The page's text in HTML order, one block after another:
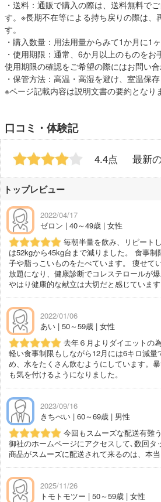
・送料：通販で購入の際は、送料無料で
す。※長期不在等による持ち戻りの際は、
す。
・購入数量：用法用量からみて1か月に1
・使用期限：通常、6か月以上のものを
使用期限の確認をご希望の際にはお問い合
・保管方法：高温・高湿を避け、室温保存
※ページ記載内容は説明文書の要約となり
口コミ・体験記
4.4点 最新
トップレビュー
2022/04/17
ゼロン | 40～49歳 | 女性
毎朝半量を飲み、リピート
は52kgから45kg台まで減りました。 食事
子や脂っこいものをたべています。 痩せて
放題になり、健康診断でコレステロールが爆
やはり健康的な献立は大切だと感じています
2022/01/06
あい | 50～59歳 | 女性
去年６月よりダイエットの
軽い食事制限もしながら12月には6キロ減量
め、水をたくさん飲むようにしています。
も気を付けるようになりました。
2023/09/16
きちべい | 60～69歳 | 男性
今回もスムーズな配送有難
御社のホームページにアクセスして､数回タ
商品がスムーズに配送されて来るのは、本当
2025/11/26
トモトモツー | 50～59歳 | 女性